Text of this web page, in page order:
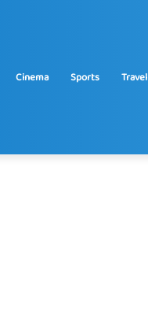
Cinema Sports Travel